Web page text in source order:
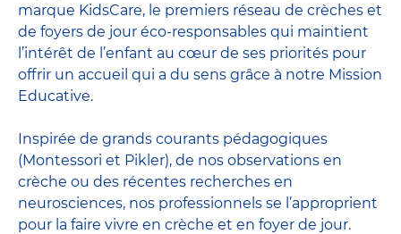
marque KidsCare, le premiers réseau de crèches et
de foyers de jour éco-responsables qui maintient
l’intérêt de l’enfant au cœur de ses priorités pour
offrir un accueil qui a du sens grâce à notre Mission
Educative.
Inspirée de grands courants pédagogiques
(Montessori et Pikler), de nos observations en
crèche ou des récentes recherches en
neurosciences, nos professionnels se l’approprient
pour la faire vivre en crèche et en foyer de jour.